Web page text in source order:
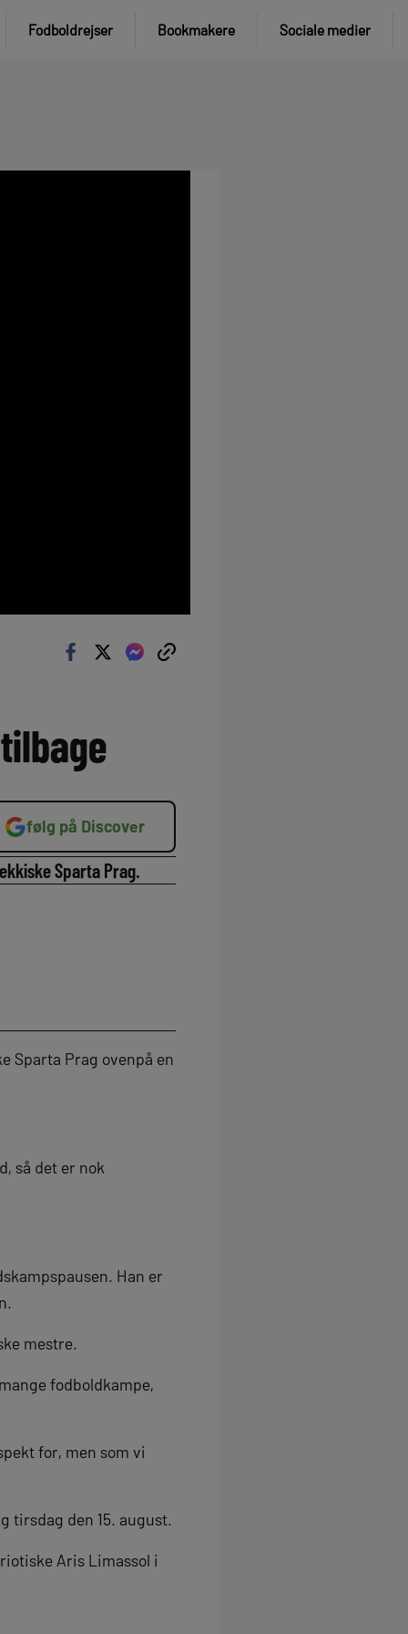
Fodboldrejser Bookmakere Sociale medier
følg på Discover
Sparta Prag.
Sparta Prag ovenpå en
så det er nok
Han er
mestre.
fodboldkampe,
for, men som vi
tirsdag den 15. august.
Aris Limassol i